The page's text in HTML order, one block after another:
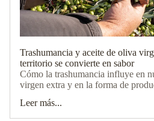
Trashumancia y aceite de oliva
territorio se convierte en sabor
Cómo la trashumancia influye en
virgen extra y en la forma de
Leer más...